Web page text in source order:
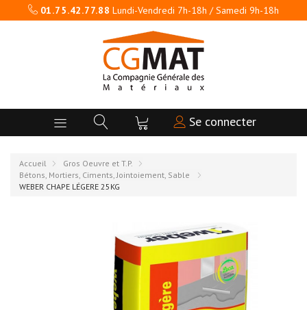
01.75.42.77.88 Lundi-Vendredi 7h-18h / Samedi 9h-18h
Se connecter
Accueil
Gros Oeuvre et T.P.
Bétons, Mortiers, Ciments, Jointoiement, Sable
WEBER CHAPE LÉGERE 25KG